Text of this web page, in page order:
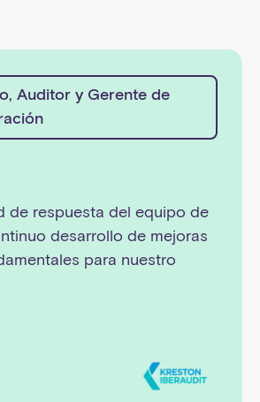
Auditor y Gerente de
de respuesta del equipo de
desarrollo de mejoras
para nuestro